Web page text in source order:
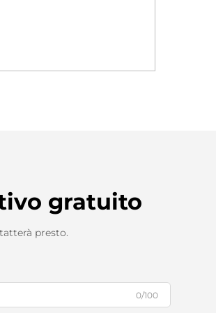
gratuito
presto.
0/100